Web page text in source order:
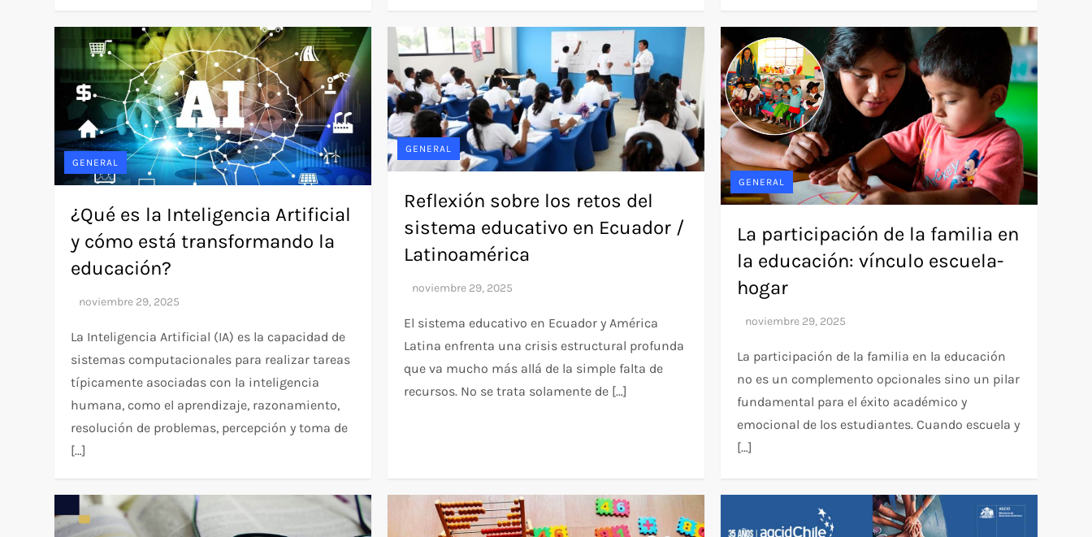
GENERAL
¿Qué es la Inteligencia Artificial
y cómo está transformando la
educación?
La Inteligencia Artificial (IA) es la capacidad de
sistemas computacionales para realizar tareas
típicamente asociadas con la inteligencia
humana, como el aprendizaje, razonamiento,
resolución de problemas, percepción y toma de
[…]
GENERAL
Reflexión sobre los retos del
sistema educativo en Ecuador /
Latinoamérica
El sistema educativo en Ecuador y América
Latina enfrenta una crisis estructural profunda
que va mucho más allá de la simple falta de
recursos. No se trata solamente de […]
GENERAL
La participación de la familia en
la educación: vínculo escuela-
hogar
La participación de la familia en la educación
no es un complemento opcionales sino un pilar
fundamental para el éxito académico y
emocional de los estudiantes. Cuando escuela y
[…]